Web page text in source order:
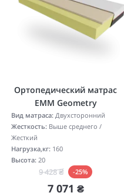
Ортопедический матрас
EMM Geometry
Вид матраса: Двухсторонний
Жесткость: Выше среднего /
Жесткий
Нагрузка,кг: 160
Высота: 20
9 428 ₴ -25%
7 071 ₴